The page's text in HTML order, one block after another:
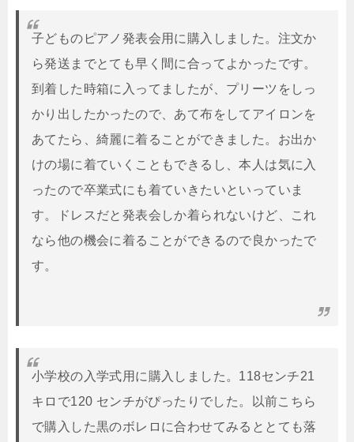
子どものピアノ発表会用に購入しました。注文か
ら発送までとても早く間に合ってよかったです。
到着した時箱に入ってましたが、プリーツをしっ
かり出したかったので、あて布をしてアイロンを
あてたら、綺麗に着ることができました。お出か
けの場に着ていくこともできるし、本人は気に入
ったので卒業式にも着ていきたいといっていま
す。ドレスだと発表会しか着られないけど、これ
なら他の機会に着ることができるので良かったで
す。
小学校の入学式用に購入しました。118センチ21
キロで120 センチがぴったりでした。以前こちら
で購入した黒のボレロに合わせてみるととても落